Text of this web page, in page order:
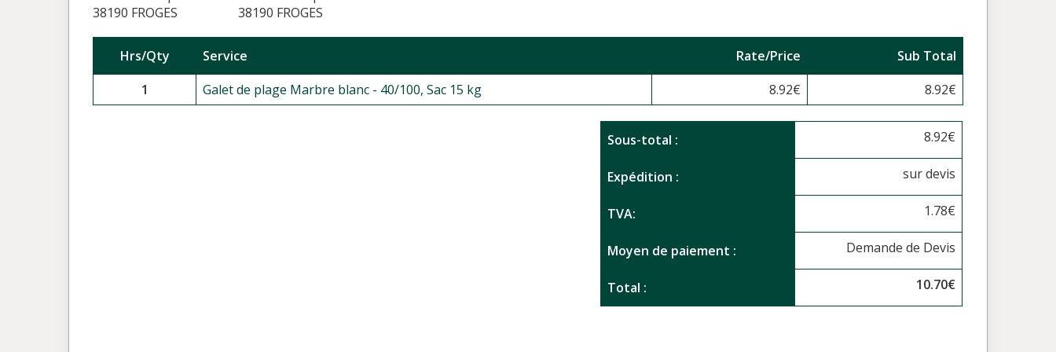
38190 FROGES
38190 FROGES
Hrs/Qty Service Rate/Price
Sub Total
1
Galet de plage Marbre blanc - 40/100, Sac 15 kg 8.92€ 8.92€
Sous-total : 8.92€
Expédition : sur devis
TVA: 1.78€
Moyen de paiement : Demande de Devis
Total : 10.70€